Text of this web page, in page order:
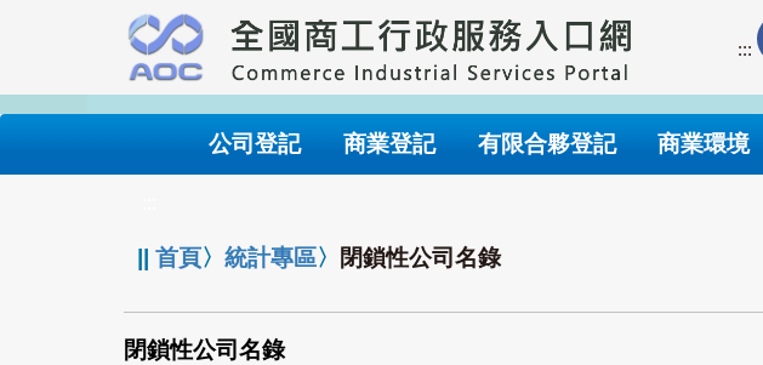
要
內
:::
公司登記 商業登記 有限合夥登記 商業環境
||首頁〉統計專區〉 閉鎖性公司名錄
閉鎖性公司名錄